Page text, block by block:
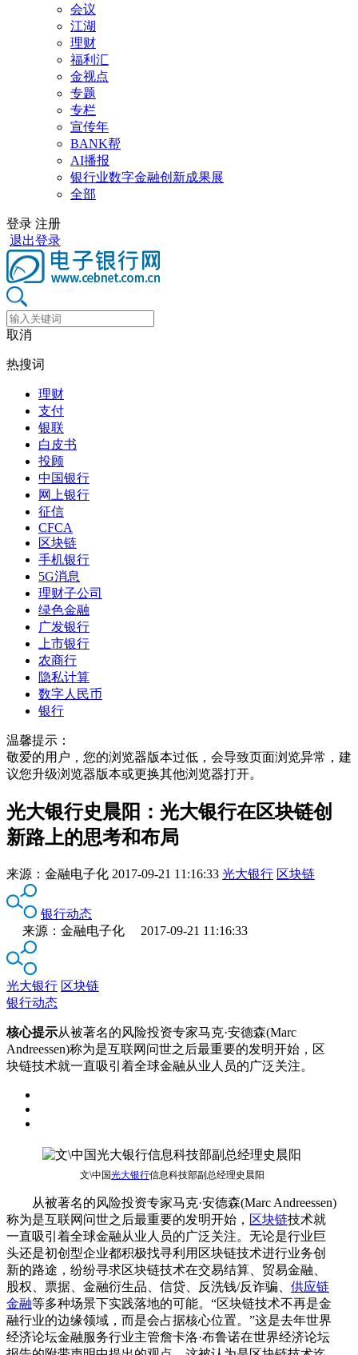
会议
江湖
理财
福利汇
金视点
专题
专栏
宣传年
BANK帮
AI播报
银行业数字金融创新成果展
全部
登录 注册
退出登录
取消
热搜词
理财
支付
银联
白皮书
投顾
中国银行
网上银行
征信
CFCA
区块链
手机银行
5G消息
理财子公司
绿色金融
广发银行
上市银行
农商行
隐私计算
数字人民币
银行
温馨提示：
敬爱的用户，您的浏览器版本过低，会导致页面浏览异常，建
议您升级浏览器版本或更换其他浏览器打开。
光大银行史晨阳：光大银行在区块链创
新路上的思考和布局
来源： 金融电子化 2017-09-21 11:16:33 光大银行 区块链
银行动态
来源：金融电子化 2017-09-21 11:16:33
光大银行 区块链
银行动态
核心提示从被著名的风险投资专家马克·安德森(Marc
Andreessen)称为是互联网问世之后最重要的发明开始，区
块链技术就一直吸引着全球金融从业人员的广泛关注。
文\中国光大银行信息科技部副总经理史晨阳
从被著名的风险投资专家马克·安德森(Marc Andreessen)
称为是互联网问世之后最重要的发明开始， 区块链技术就
一直吸引着全球金融从业人员的广泛关注。无论是行业巨
头还是初创型企业都积极找寻利用区块链技术进行业务创
新的路途，纷纷寻求区块链技术在交易结算、贸易金融、
股权、票据、金融衍生品、信贷、反洗钱/反诈骗、 供应链
金融等多种场景下实践落地的可能。“区块链技术不再是金
融行业的边缘领域，而是会占据核心位置。”这是去年世界
经济论坛金融服务行业主管詹卡洛·布鲁诺在世界经济论坛